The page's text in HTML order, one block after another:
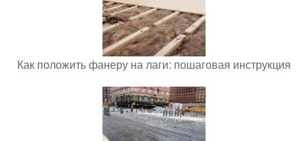
Как положить фанеру на лаги: пошаговая инструкция